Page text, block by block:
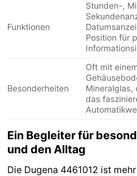
Funktionen
Stunden-,
Position für
Besonderheiten
Oft mit
Mineralglas,
das
Ein Begleiter für
und den Alltag
Die Dugena 4461012 ist